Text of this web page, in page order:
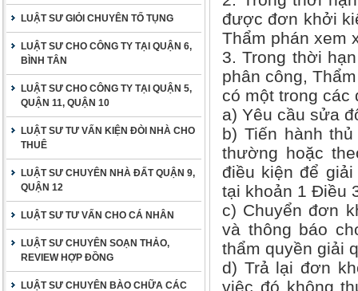
LUẬT SƯ GIỎI CHUYÊN TỐ TỤNG
LUẬT SƯ CHO CÔNG TY TẠI QUẬN 6,
BÌNH TÂN
LUẬT SƯ CHO CÔNG TY TẠI QUẬN 5,
QUẬN 11, QUẬN 10
LUẬT SƯ TƯ VẤN KIỆN ĐÒI NHÀ CHO
THUÊ
LUẬT SƯ CHUYÊN NHÀ ĐẤT QUẬN 9,
QUẬN 12
LUẬT SƯ TƯ VẤN CHO CÁ NHÂN
LUẬT SƯ CHUYÊN SOẠN THẢO,
REVIEW HỢP ĐỒNG
LUẬT SƯ CHUYÊN BÀO CHỮA CÁC
được đơn khởi
Thẩm phán xem
3. Trong thời
phân công,
có một trong các
a) Yêu cầu sửa
b) Tiến hành
thường hoặc
điều kiện để
tại khoản 1 Điều
c) Chuyển đơn
và thông báo
thẩm quyền giải
d) Trả lại đơn
việc đó không